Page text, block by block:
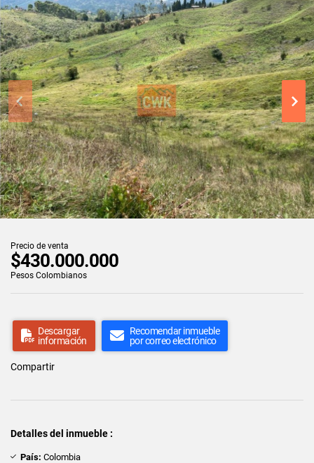
Precio de venta
$430.000.000
Pesos Colombianos
Descargar
información
Recomendar inmueble
por correo electrónico
Compartir
Detalles del inmueble :
País: Colombia